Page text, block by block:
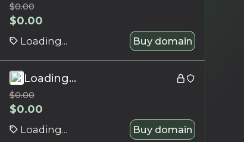
$0.00
$0.00
Loading... Buy domain
Loading...
$0.00
$0.00
Loading... Buy domain